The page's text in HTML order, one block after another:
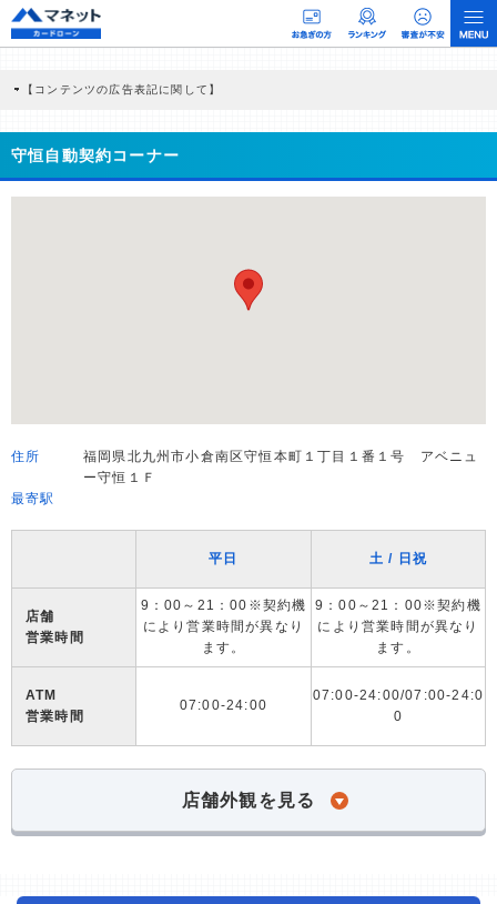
【コンテンツの広告表記に関して】
商品を根拠なくPRするものではなく、当編集部の調査／ユーザーへの口コミ収集な
どに基づき、公平性を担保した情報提供を行っています。
>提携企業一覧
守恒自動契約コーナー
住所
福岡県北九州市小倉南区守恒本町１丁目１番１号 アベニュ
ー守恒１Ｆ
最寄駅
平日 土 / 日祝
店舗
営業時間
9：00～21：00※契約機
により営業時間が異なり
ます。
9：00～21：00※契約機
により営業時間が異なり
ます。
ATM
営業時間
07:00-24:00
07:00-24:00/07:00-24:0
0
店舗外観を見る